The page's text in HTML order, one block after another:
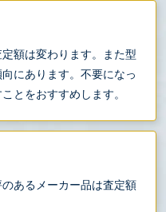
額は変わります。また型
にあります。不要になっ
とをおすすめします。
あるメーカー品は査定額